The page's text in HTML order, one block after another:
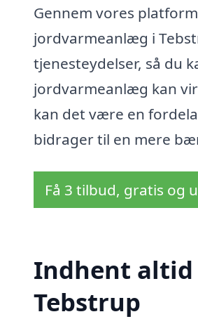
Gennem vores
jordvarmeanlæg i
tjenesteydelser, så du
jordvarmeanlæg kan
kan det være en
bidrager til en mere
Få 3 tilbud, gratis og
Indhent
Tebstrup